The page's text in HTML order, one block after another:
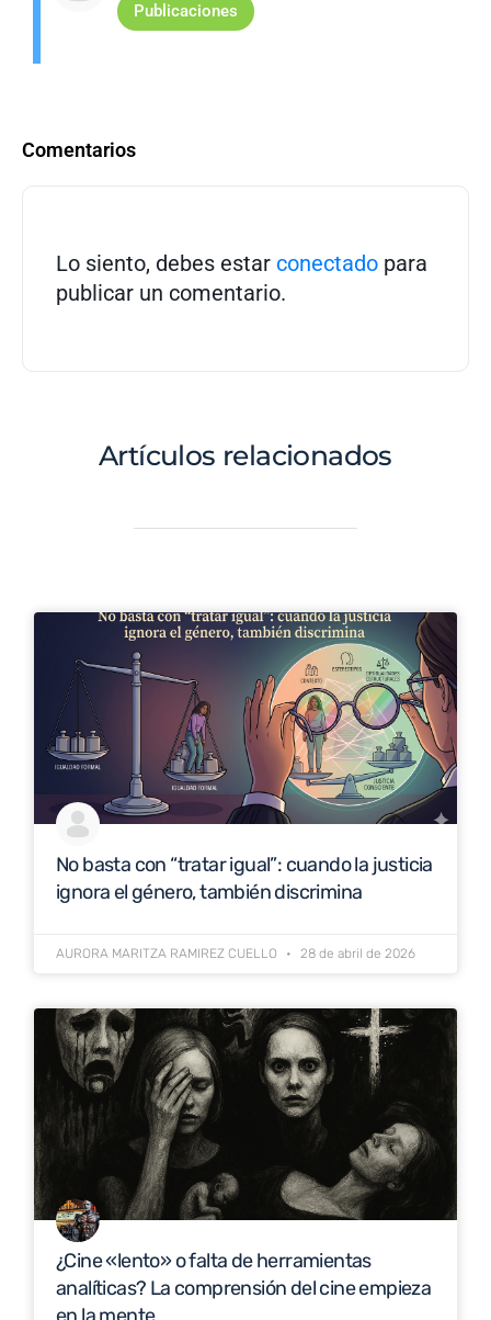
Publicaciones
Comentarios
Lo siento, debes estar conectado para
publicar un comentario.
Artículos relacionados
No basta con “tratar igual”: cuando la justicia
ignora el género, también discrimina
AURORA MARITZA RAMIREZ CUELLO 28 de abril de 2026
¿Cine «lento» o falta de herramientas
analíticas? La comprensión del cine empieza